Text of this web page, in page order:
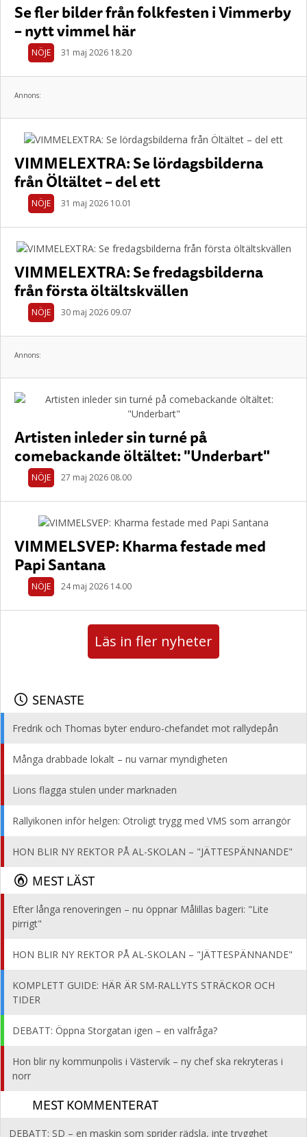
Se fler bilder från folkfesten i Vimmerby
– nytt vimmel här
NÖJE 31 maj 2026 18.20
Annons:
VIMMELEXTRA: Se lördagsbilderna
från Öltältet – del ett
NÖJE 31 maj 2026 10.01
VIMMELEXTRA: Se fredagsbilderna
från första öltältskvällen
NÖJE 30 maj 2026 09.07
Annons:
Artisten inleder sin turné på
comebackande öltältet: "Underbart"
NÖJE 27 maj 2026 08.00
VIMMELSVEP: Kharma festade med
Papi Santana
NÖJE 24 maj 2026 14.00
Läs in fler nyheter
SENASTE
Fredrik och Thomas byter enduro-chefandet mot rallydepån
Många drabbade lokalt – nu varnar myndigheten
Lions flagga stulen under marknaden
Rallyikonen inför helgen: Otroligt trygg med VMS som arrangör
HON BLIR NY REKTOR PÅ AL-SKOLAN – "JÄTTESPÄNNANDE"
MEST LÄST
Efter långa renoveringen – nu öppnar Målillas bageri: "Lite
pirrigt"
HON BLIR NY REKTOR PÅ AL-SKOLAN – "JÄTTESPÄNNANDE"
KOMPLETT GUIDE: HÄR ÄR SM-RALLYTS STRÄCKOR OCH
TIDER
DEBATT: Öppna Storgatan igen – en valfråga?
Hon blir ny kommunpolis i Västervik – ny chef ska rekryteras i
norr
MEST KOMMENTERAT
DEBATT: SD – en maskin som sprider rädsla, inte trygghet